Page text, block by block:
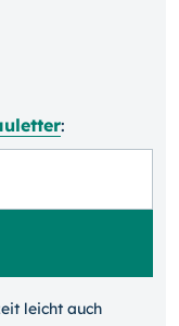
:
leicht auch